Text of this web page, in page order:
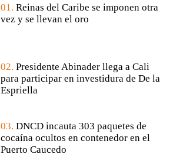
01. Reinas del Caribe se imponen otra
vez y se llevan el oro
02. Presidente Abinader llega a Cali
para participar en investidura de De la
Espriella
03. DNCD incauta 303 paquetes de
cocaína ocultos en contenedor en el
Puerto Caucedo